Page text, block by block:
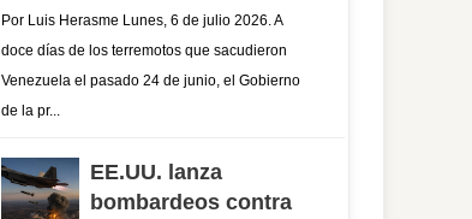
Por Luis Herasme Lunes, 6 de julio 2026. A
doce días de los terremotos que sacudieron
Venezuela el pasado 24 de junio, el Gobierno
de la pr...
EE.UU. lanza
bombardeos contra